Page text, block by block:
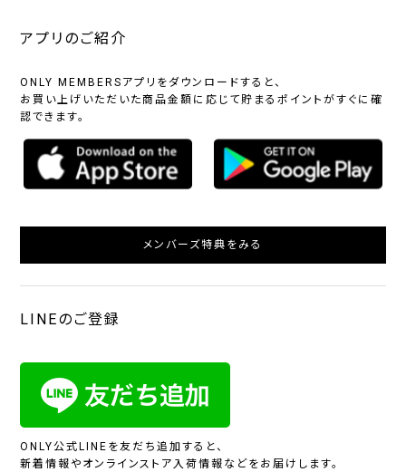
アプリのご紹介
ONLY MEMBERSアプリをダウンロードすると、
お買い上げいただいた商品金額に応じて貯まるポイントがすぐに確
認できます。
メンバーズ特典をみる
LINEのご登録
ONLY公式LINEを友だち追加すると、
新着情報やオンラインストア入荷情報などをお届けします。